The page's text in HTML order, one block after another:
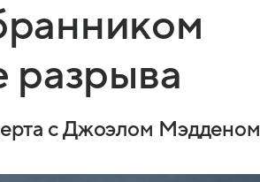
разрыва
с Джоэлом Мэдденом